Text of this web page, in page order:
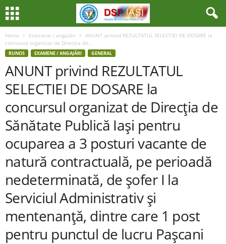
Home Examene / angajări
ANUNT privind REZULTATUL SELECTIEI DE DOSARE la
concursul organizat de Direcţia de...
RUNOS EXAMENE / ANGAJĂRI GENERAL
ANUNT privind REZULTATUL
SELECTIEI DE DOSARE la
concursul organizat de Direcţia de
Sănătate Publică Iaşi pentru
ocuparea a 3 posturi vacante de
natură contractuală, pe perioadă
nedeterminată, de şofer I la
Serviciul Administrativ şi
mentenanţă, dintre care 1 post
pentru punctul de lucru Paşcani